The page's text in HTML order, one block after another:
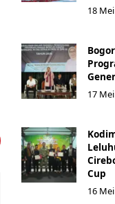
18
17
Cup
16